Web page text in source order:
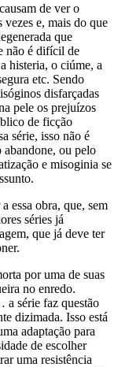
de ver o
vezes e, mais do que
que
não é difícil de
histeria, o ciúme, a
etc. Sendo
disfarçadas
pele os prejuízos
de ficção
série, isso não é
ou pelo
e misoginia se
essa obra, que, sem
séries já
que já deve ter
por uma de suas
no enredo.
a série faz questão
dizimada. Isso está
adaptação para
de escolher
uma resistência